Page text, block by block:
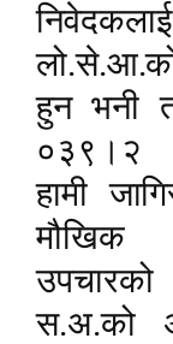
हुन भनी
०३९।२
हामी
मौखिक
स.अ.को